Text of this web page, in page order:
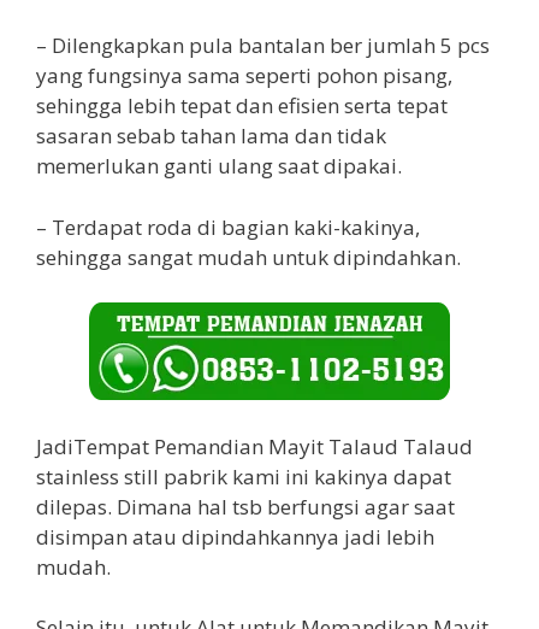
– Dilengkapkan pula bantalan ber jumlah 5 pcs
yang fungsinya sama seperti pohon pisang,
sehingga lebih tepat dan efisien serta tepat
sasaran sebab tahan lama dan tidak
memerlukan ganti ulang saat dipakai.
– Terdapat roda di bagian kaki-kakinya,
sehingga sangat mudah untuk dipindahkan.
JadiTempat Pemandian Mayit Talaud Talaud
stainless still pabrik kami ini kakinya dapat
dilepas. Dimana hal tsb berfungsi agar saat
disimpan atau dipindahkannya jadi lebih
mudah.